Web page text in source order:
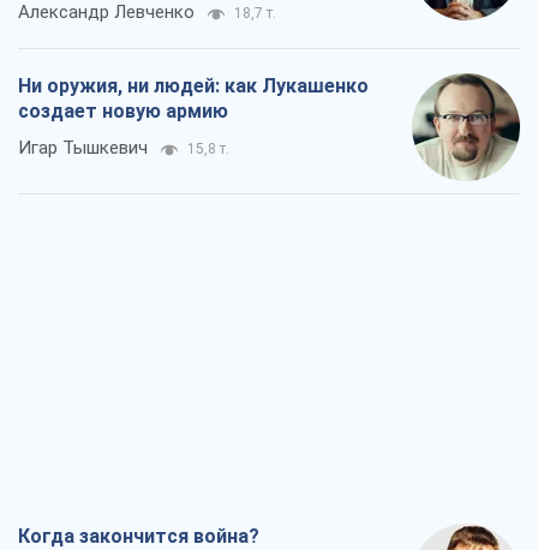
Александр Левченко 18,7 т.
Ни оружия, ни людей: как Лукашенко
создает новую армию
Игар Тышкевич 15,8 т.
Когда закончится война?